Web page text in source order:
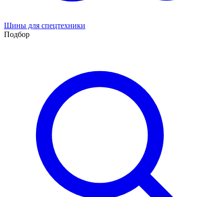
Шины для спецтехники
Подбор